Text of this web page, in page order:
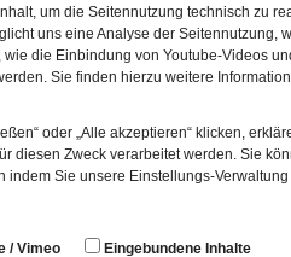
um die Seitennutzung technisch zu
uns eine Analyse der Seitennutzung,
die Einbindung von Youtube-Videos
Sie finden hierzu weitere
oder „Alle akzeptieren“ klicken,
diesen Zweck verarbeitet werden. Sie
indem Sie unsere Einstellungs-
/ Vimeo Eingebundene Inhalte